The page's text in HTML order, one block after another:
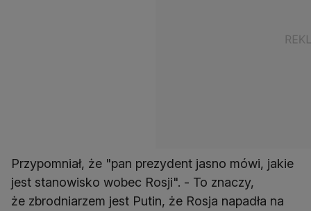
Przypomniał, że "pan prezydent jasno mówi, jakie
jest stanowisko wobec Rosji". - To znaczy,
że zbrodniarzem jest Putin, że Rosja napadła na